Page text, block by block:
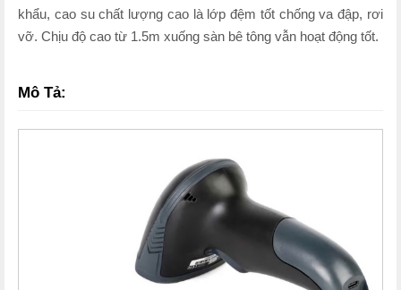
khẩu, cao su chất lượng cao là lớp đệm tốt chống va đập, rơi
vỡ. Chịu độ cao từ 1.5m xuống sàn bê tông vẫn hoạt động tốt.
Mô Tả: